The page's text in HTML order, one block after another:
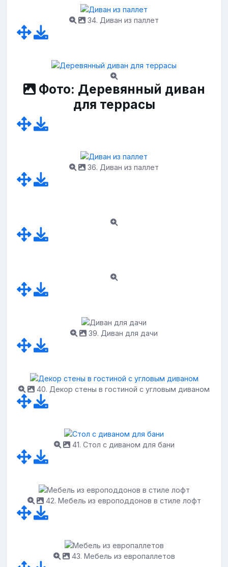
34. Диван из паллет
Фото: Деревянный диван
для террасы
36. Диван из паллет
39. Диван для дачи
40. Декор стены в гостиной с угловым диваном
41. Стол с диваном для бани
42. Мебель из европоддонов в стиле лофт
43. Мебель из европаллетов